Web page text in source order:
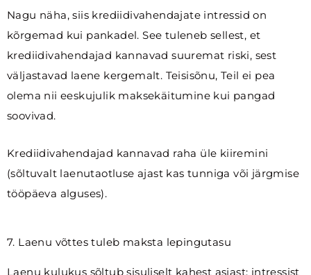
Nagu näha, siis krediidivahendajate intressid on
kõrgemad kui pankadel. See tuleneb sellest, et
krediidivahendajad kannavad suuremat riski, sest
väljastavad laene kergemalt. Teisisõnu, Teil ei pea
olema nii eeskujulik maksekäitumine kui pangad
soovivad.
Krediidivahendajad kannavad raha üle kiiremini
(sõltuvalt laenutaotluse ajast kas tunniga või järgmise
tööpäeva alguses).
7. Laenu võttes tuleb maksta lepingutasu
Laenu kulukus sõltub sisuliselt kahest asjast: intressist